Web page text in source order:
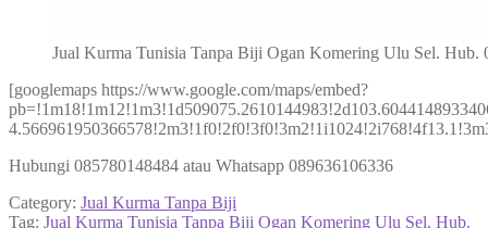
Jual Kurma Tunisia Tanpa Biji Ogan Komering Ulu Sel. Hub.
[googlemaps https://www.google.com/maps/embed?
Hubungi 085780148484 atau Whatsapp 089636106336
Category: Jual Kurma Tanpa Biji
Tag: Jual Kurma Tunisia Tanpa Biji Ogan Komering Ulu Sel. Hub.